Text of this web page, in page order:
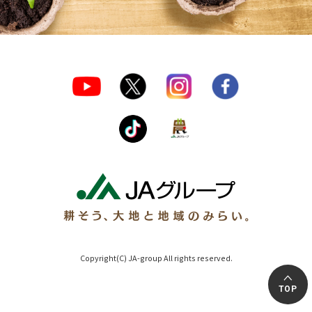
Copyright(C) JA-group All rights reserved.
TOP